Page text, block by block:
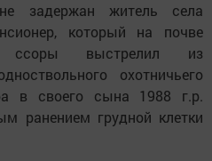
задержан житель села
который на почве
ссоры выстрелил из
охотничьего
в своего сына 1988 г.р.
ранением грудной клетки